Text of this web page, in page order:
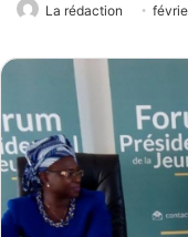
La rédaction